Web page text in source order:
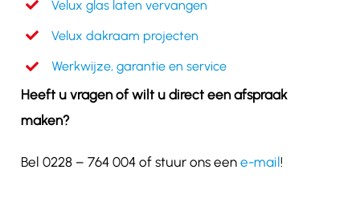
Velux glas laten vervangen
Velux dakraam projecten
Werkwijze, garantie en service
Heeft u vragen of wilt u direct een afspraak
maken?
Bel 0228 – 764 004 of stuur ons een e-mail!